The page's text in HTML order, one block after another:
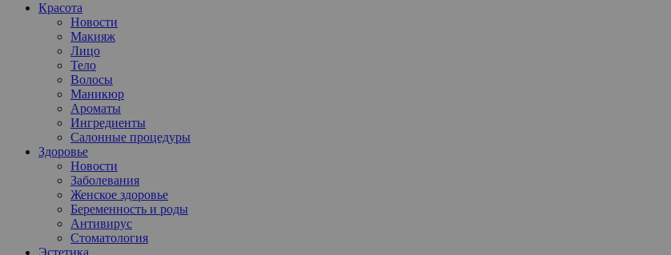
Красота
Новости
Макияж
Лицо
Тело
Волосы
Маникюр
Ароматы
Ингредиенты
Салонные процедуры
Здоровье
Новости
Заболевания
Женское здоровье
Беременность и роды
Антивирус
Стоматология
Эстетика